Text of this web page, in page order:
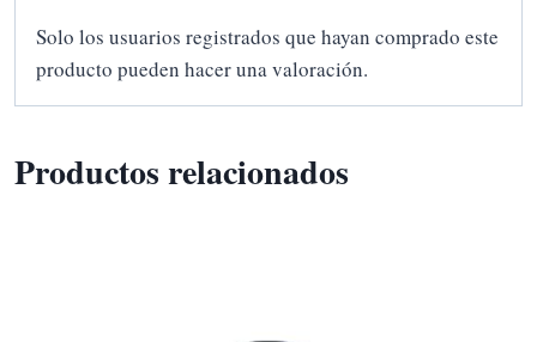
Solo los usuarios registrados que hayan comprado este
producto pueden hacer una valoración.
Productos relacionados